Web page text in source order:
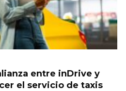
entre inDrive y
el servicio de taxis